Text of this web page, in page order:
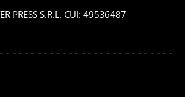
PRESS S.R.L. CUI: 49536487